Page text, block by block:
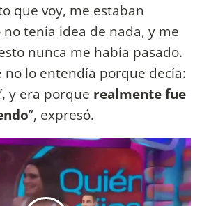
que voy, me estaban
tenía idea de nada, y me
nunca me había pasado.
no lo entendía porque decía:
y era porque realmente fue
”, expresó.